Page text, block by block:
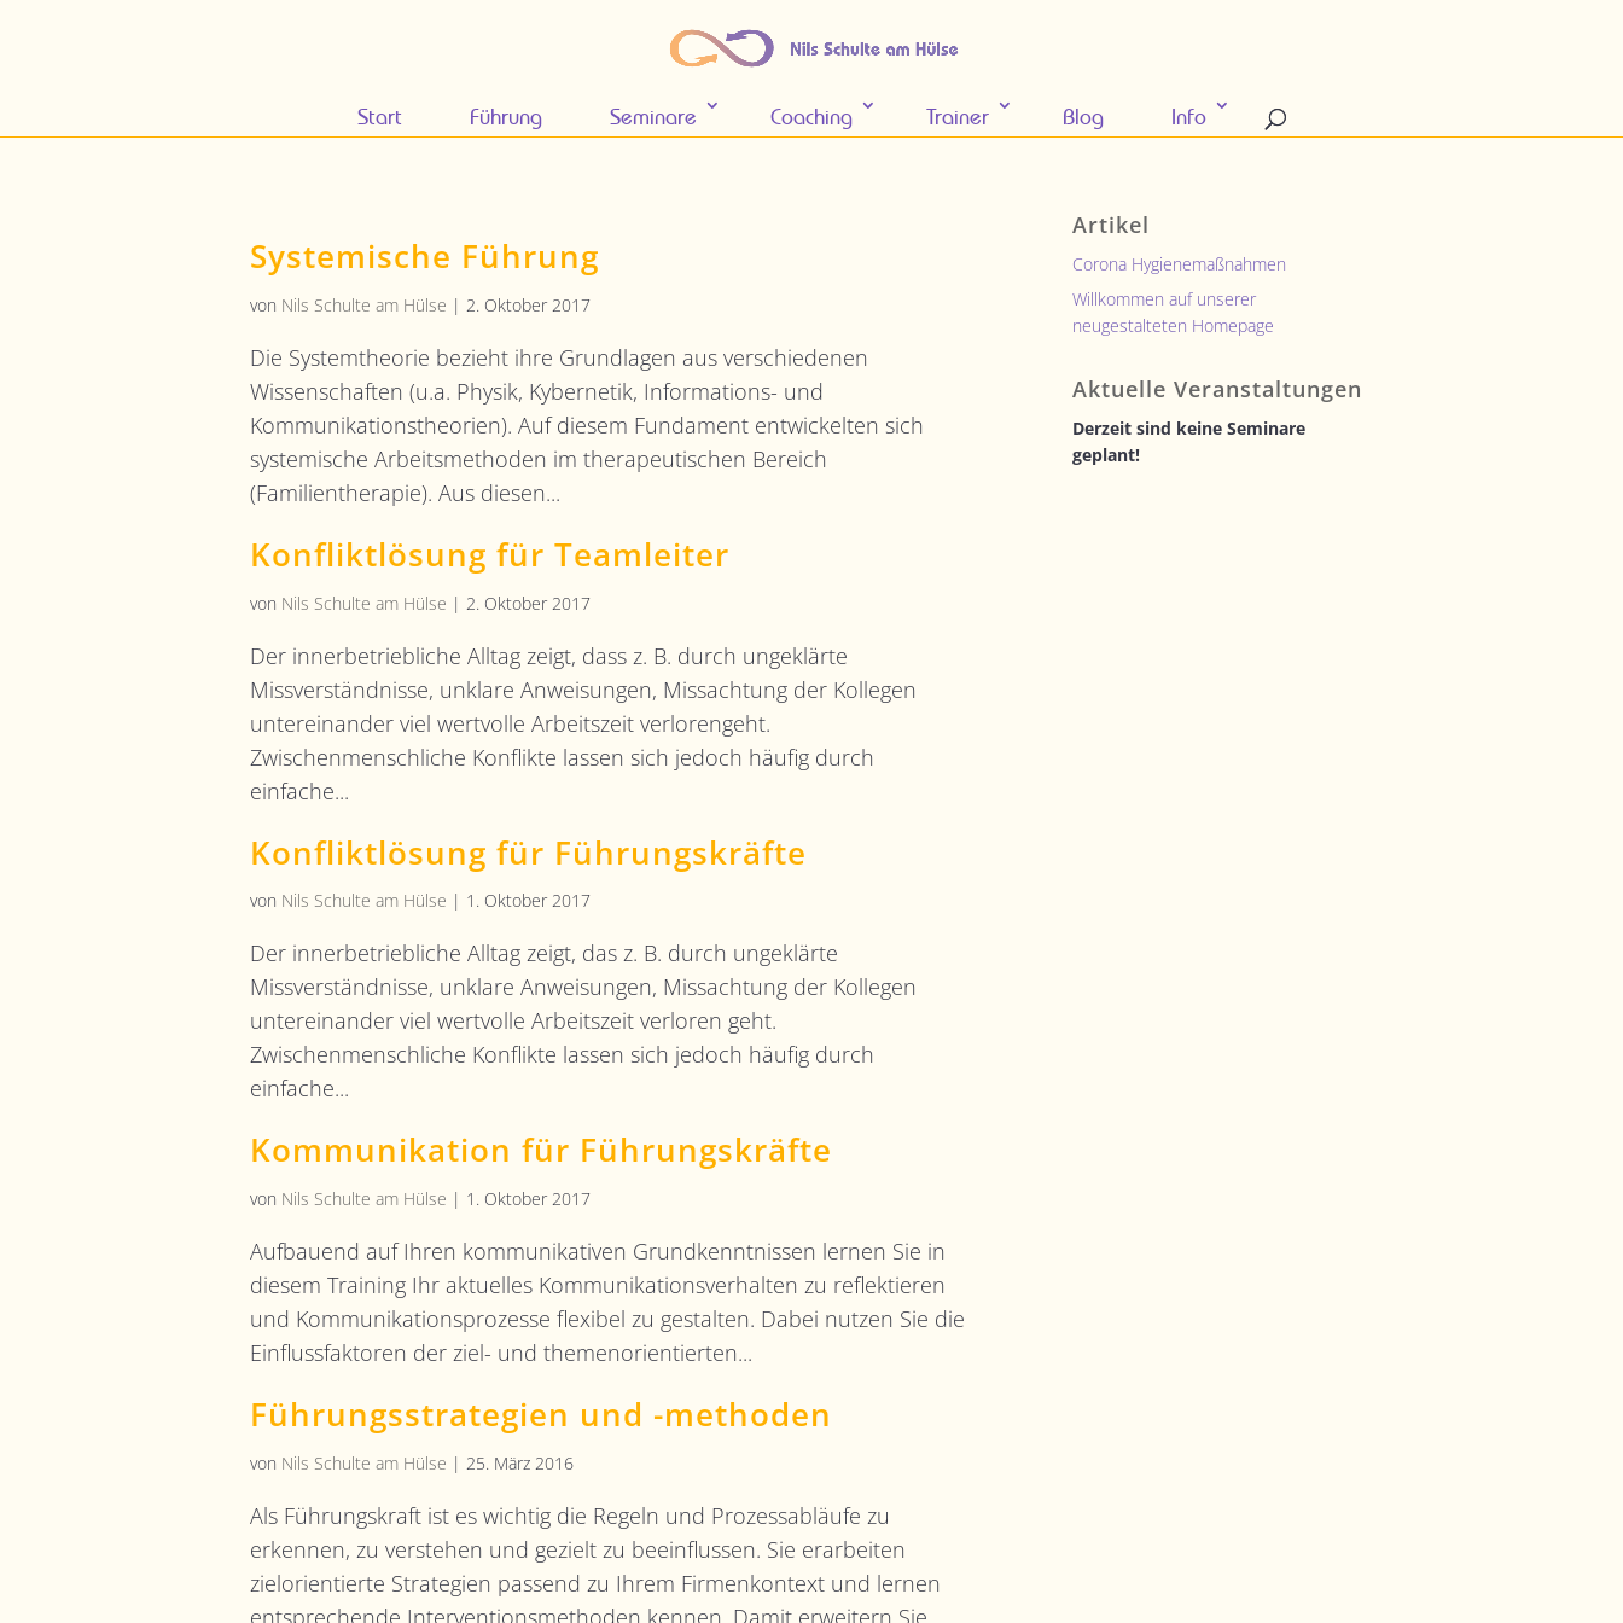
Start Führung Seminare Coaching Trainer Blog Info
Systemische Führung
von Nils Schulte am Hülse | 2. Oktober 2017
Die Systemtheorie bezieht ihre Grundlagen aus verschiedenen
Wissenschaften (u.a. Physik, Kybernetik, Informations- und
Kommunikationstheorien). Auf diesem Fundament entwickelten sich
systemische Arbeitsmethoden im therapeutischen Bereich
(Familientherapie). Aus diesen...
Konfliktlösung für Teamleiter
von Nils Schulte am Hülse | 2. Oktober 2017
Der innerbetriebliche Alltag zeigt, dass z. B. durch ungeklärte
Missverständnisse, unklare Anweisungen, Missachtung der Kollegen
untereinander viel wertvolle Arbeitszeit verlorengeht.
Zwischenmenschliche Konflikte lassen sich jedoch häufig durch
einfache...
Konfliktlösung für Führungskräfte
von Nils Schulte am Hülse | 1. Oktober 2017
Der innerbetriebliche Alltag zeigt, das z. B. durch ungeklärte
Missverständnisse, unklare Anweisungen, Missachtung der Kollegen
untereinander viel wertvolle Arbeitszeit verloren geht.
Zwischenmenschliche Konflikte lassen sich jedoch häufig durch
einfache...
Kommunikation für Führungskräfte
von Nils Schulte am Hülse | 1. Oktober 2017
Aufbauend auf Ihren kommunikativen Grundkenntnissen lernen Sie in
diesem Training Ihr aktuelles Kommunikationsverhalten zu reflektieren
und Kommunikationsprozesse flexibel zu gestalten. Dabei nutzen Sie die
Einflussfaktoren der ziel- und themenorientierten...
Führungsstrategien und -methoden
von Nils Schulte am Hülse | 25. März 2016
Als Führungskraft ist es wichtig die Regeln und Prozessabläufe zu
erkennen, zu verstehen und gezielt zu beeinflussen. Sie erarbeiten
zielorientierte Strategien passend zu Ihrem Firmenkontext und lernen
entsprechende Interventionsmethoden kennen. Damit erweitern Sie...
Artikel
Corona Hygienemaßnahmen
Willkommen auf unserer
neugestalteten Homepage
Aktuelle Veranstaltungen
Derzeit sind keine Seminare
geplant!